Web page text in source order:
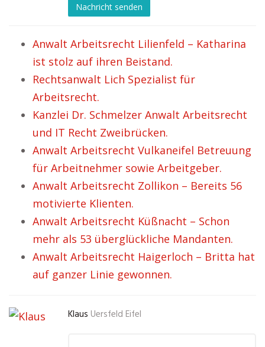
Nachricht senden
Anwalt Arbeitsrecht Lilienfeld – Katharina
ist stolz auf ihren Beistand.
Rechtsanwalt Lich Spezialist für
Arbeitsrecht.
Kanzlei Dr. Schmelzer Anwalt Arbeitsrecht
und IT Recht Zweibrücken.
Anwalt Arbeitsrecht Vulkaneifel Betreuung
für Arbeitnehmer sowie Arbeitgeber.
Anwalt Arbeitsrecht Zollikon – Bereits 56
motivierte Klienten.
Anwalt Arbeitsrecht Küßnacht – Schon
mehr als 53 überglückliche Mandanten.
Anwalt Arbeitsrecht Haigerloch – Britta hat
auf ganzer Linie gewonnen.
Klaus Uersfeld Eifel